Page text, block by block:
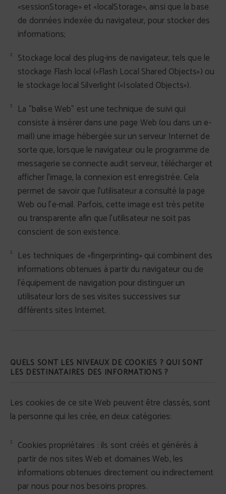
«sessionStorage» et «localStorage», ainsi que la base
de données indexée du navigateur, pour stocker des
informations;
Stockage local des plug-ins de navigateur, tels que le
stockage Flash local («Flash Local Shared Objects») ou
le stockage local Silverlight («Isolated Objects»).
La "balise Web" est une technique de suivi qui
consiste à insérer dans une page Web (ou dans un e-
mail) une image hébergée sur un serveur Internet de
sorte que, lorsque le navigateur ou le programme de
messagerie se connecte audit serveur, télécharger et
afficher l'image, la connexion est enregistrée. Cela
permet de savoir que l'utilisateur a consulté la page
Web ou l'e-mail. Parfois, cette image est très petite
ou transparente afin que l'utilisateur ne soit pas
conscient de son existence.
Les techniques de «fingerprinting» qui combinent des
informations obtenues à partir du navigateur ou de
l'équipement de navigation pour distinguer un
utilisateur lors de ses visites successives sur
différents sites Internet.
QUELS SONT LES NIVEAUX DE COOKIES ? QUI SONT
LES DESTINATAIRES DES INFORMATIONS ?
Les cookies de ce site Web peuvent être classés, sont
la personne qui les crée, en deux catégories:
Cookies propriétaires : ils sont créés et générés à
partir de nos sites Web et domaines Web, les
informations obtenues directement ou indirectement
par nous pour nos besoins propres.